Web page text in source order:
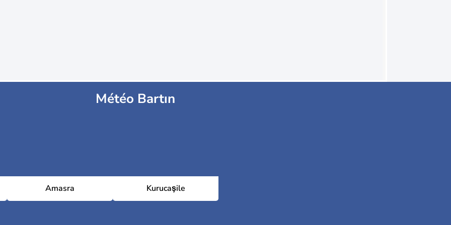
Météo Bartın
Amasra Kurucaşile